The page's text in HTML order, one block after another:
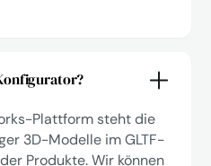
Plattform steht die
3D-Modelle im GLTF-
Produkte. Wir können